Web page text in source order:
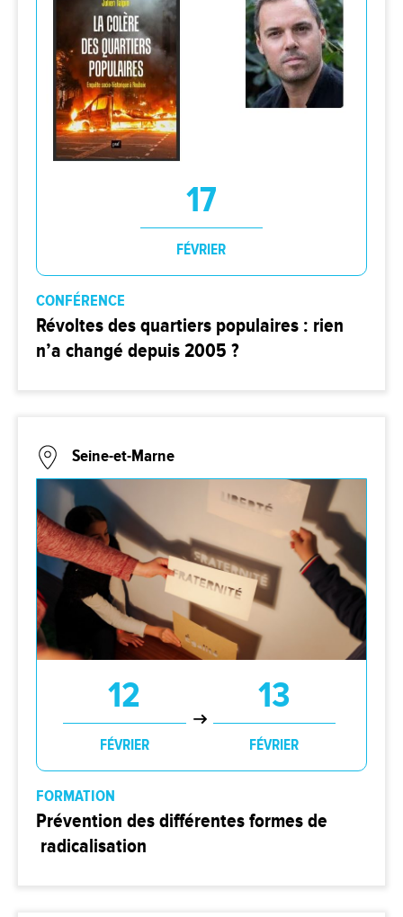
17
FÉVRIER
CONFÉRENCE
Révoltes des quartiers populaires : rien
n’a changé depuis 2005 ?
Seine-et-Marne
12
FÉVRIER
13
FÉVRIER
FORMATION
Prévention des différentes formes de
radicalisation